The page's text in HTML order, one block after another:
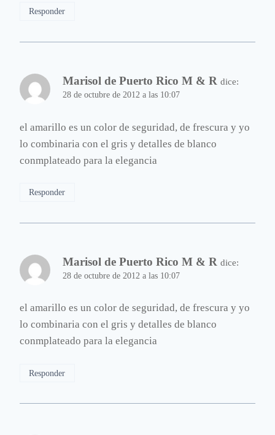
Responder
Marisol de Puerto Rico M & R dice:
28 de octubre de 2012 a las 10:07
el amarillo es un color de seguridad, de frescura y yo
lo combinaria con el gris y detalles de blanco
conmplateado para la elegancia
Responder
Marisol de Puerto Rico M & R dice:
28 de octubre de 2012 a las 10:07
el amarillo es un color de seguridad, de frescura y yo
lo combinaria con el gris y detalles de blanco
conmplateado para la elegancia
Responder